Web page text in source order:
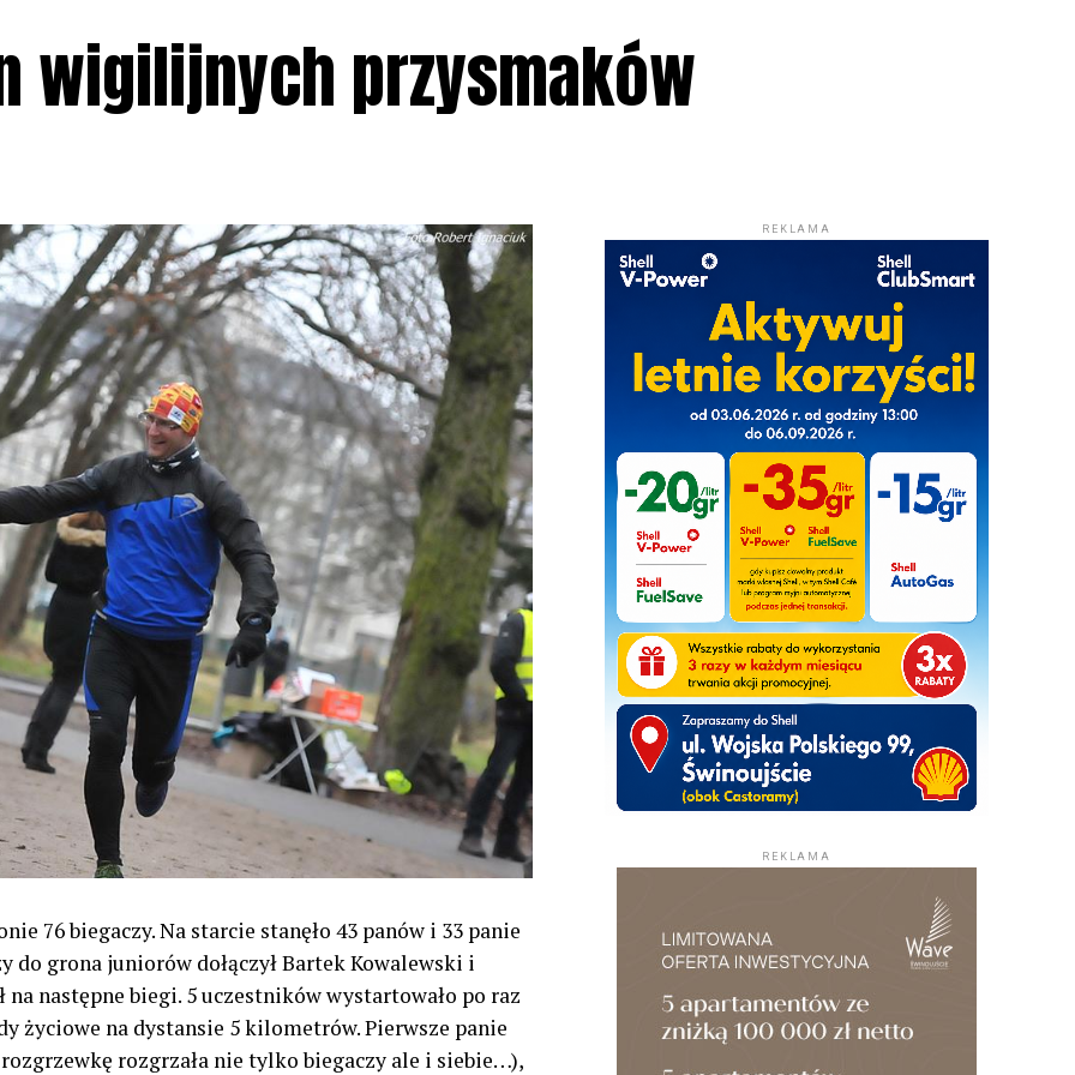
wigilijnych przysmaków
76 biegaczy. Na starcie stanęło 43 panów i 33 panie
do grona juniorów dołączył Bartek Kowalewski i
następne biegi. 5 uczestników wystartowało po raz
życiowe na dystansie 5 kilometrów. Pierwsze panie
rozgrzała nie tylko biegaczy ale i siebie…),
REKLAMA
REKLAMA